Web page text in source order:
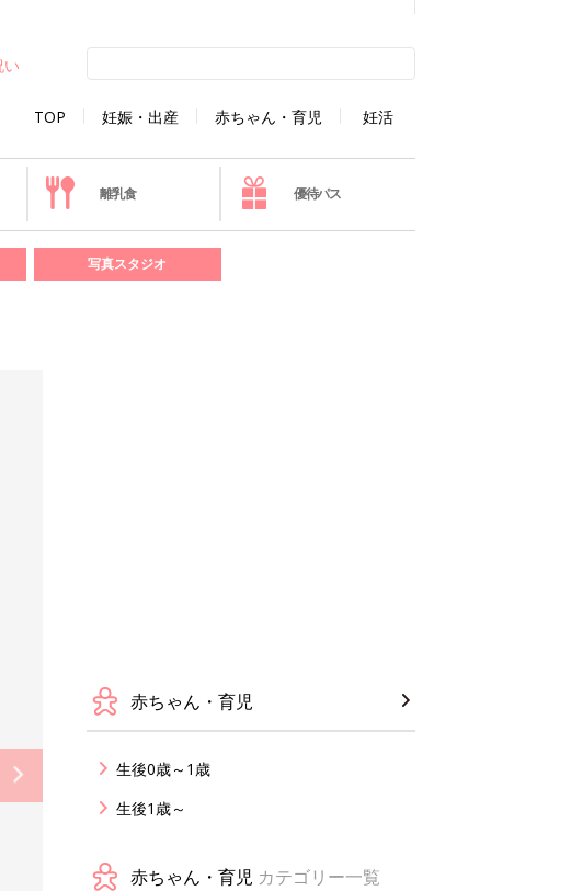
TOP 妊娠・出産 赤ちゃん・育児 妊活
い
離乳食 優待パス
写真スタジオ
赤ちゃん・育児
生後0歳～1歳
生後1歳～
赤ちゃん・育児 カテゴリー一覧